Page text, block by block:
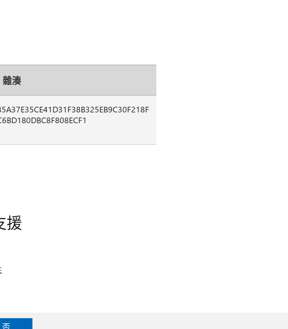
雜湊
援
否